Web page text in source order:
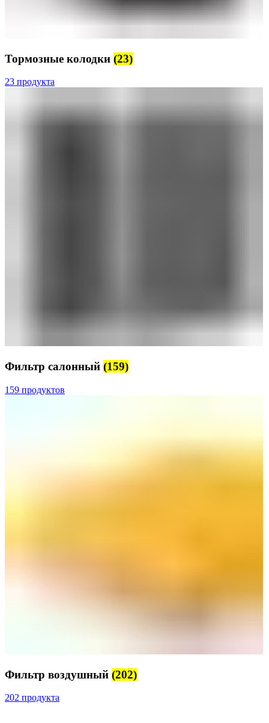
Тормозные колодки (23)
23 продукта
Фильтр салонный (159)
159 продуктов
Фильтр воздушный (202)
202 продукта